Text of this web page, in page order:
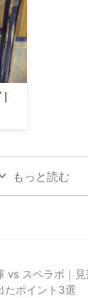
もっと読む
vs スペラボ｜
たポイント3選